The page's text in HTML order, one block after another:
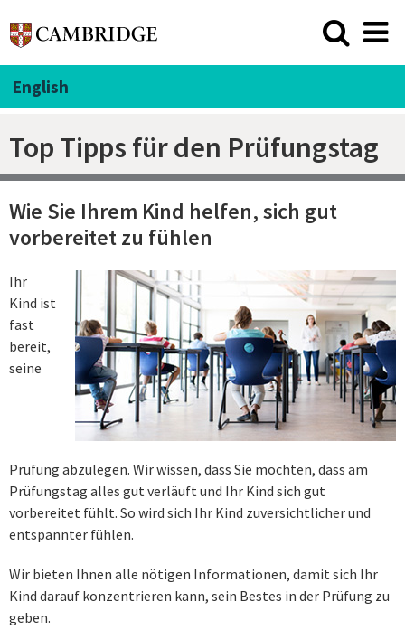
English
Top Tipps für den Prüfungstag
Wie Sie Ihrem Kind helfen, sich gut
vorbereitet zu fühlen
Ihr
Kind ist
fast
bereit,
seine
Prüfung abzulegen. Wir wissen, dass Sie möchten, dass am
Prüfungstag alles gut verläuft und Ihr Kind sich gut
vorbereitet fühlt. So wird sich Ihr Kind zuversichtlicher und
entspannter fühlen.
Wir bieten Ihnen alle nötigen Informationen, damit sich Ihr
Kind darauf konzentrieren kann, sein Bestes in der Prüfung zu
geben.